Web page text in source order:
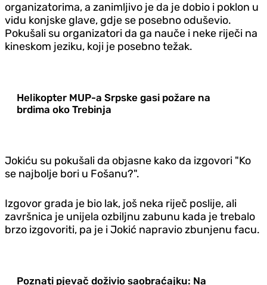
organizatorima, a zanimljivo je da je dobio i poklon u
vidu konjske glave, gdje se posebno oduševio.
Pokušali su organizatori da ga nauče i neke riječi na
kineskom jeziku, koji je posebno težak.
Helikopter MUP-a Srpske gasi požare na
brdima oko Trebinja
Jokiću su pokušali da objasne kako da izgovori "Ko
se najbolje bori u Fošanu?".
Izgovor grada je bio lak, još neka riječ poslije, ali
završnica je unijela ozbiljnu zabunu kada je trebalo
brzo izgovoriti, pa je i Jokić napravio zbunjenu facu.
Poznati pjevač doživio saobraćajku: Na